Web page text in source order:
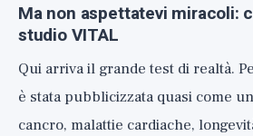
Ma non aspettatevi miracoli:
studio VITAL
Qui arriva il grande test di realtà.
è stata pubblicizzata quasi come
cancro, malattie cardiache,